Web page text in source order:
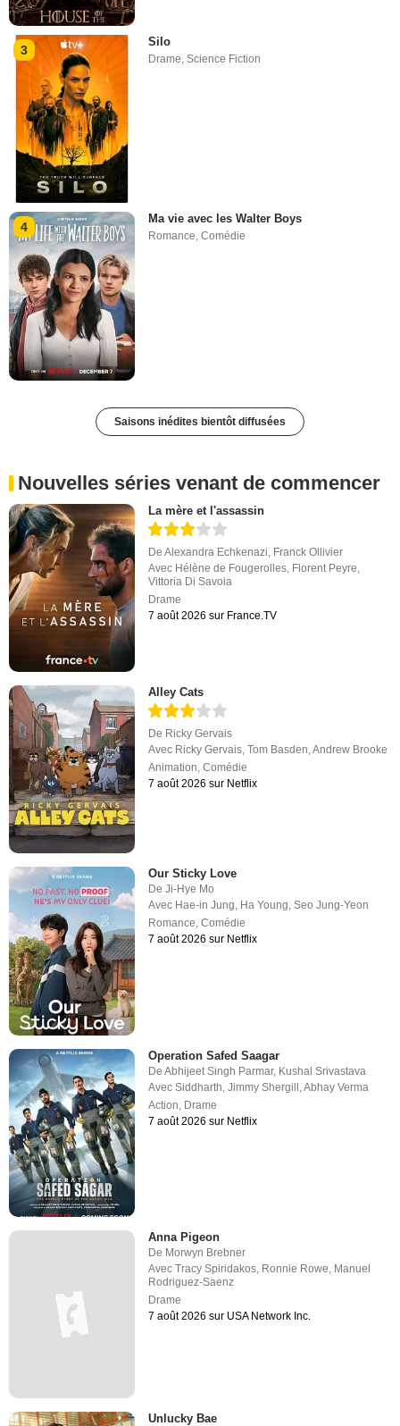
3
Silo
Drame,Science Fiction
4
Ma vie avec les Walter Boys
Romance,Comédie
Saisons inédites bientôt diffusées
Nouvelles séries venant de commencer
La mère et l'assassin
DeAlexandra Echkenazi Franck Ollivier
Avec Hélène de Fougerolles Florent Peyre
Vittoria Di Savoia
Drame
7 août 2026 sur France.TV
Alley Cats
De Ricky Gervais
Avec Ricky Gervais,Tom Basden,Andrew Brooke
Animation,Comédie
7 août 2026 sur Netflix
Our Sticky Love
DeJi-Hye Mo
Avec Hae-in Jung, Ha Young,Seo Jung-Yeon
Romance,Comédie
7 août 2026 sur Netflix
Operation Safed Saagar
DeAbhijeet Singh Parmar, Kushal Srivastava
AvecSiddharth ,Jimmy Shergill ,Abhay Verma
Action Drame
7 août 2026 sur Netflix
Anna Pigeon
De Morwyn Brebner
AvecTracy Spiridakos, Ronnie Rowe, Manuel
Rodriguez-Saenz
Drame
7 août 2026 sur USA Network Inc.
Unlucky Bae